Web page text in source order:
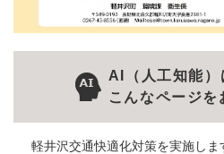
AI（人工知能）
こんなページを
軽井沢交通快適化対策を実施しま